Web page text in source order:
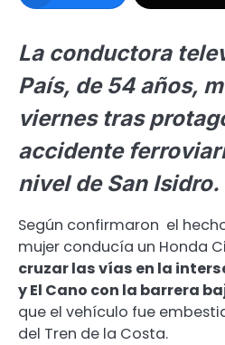
La conductora
País, de 54 años,
viernes tras
accidente
nivel de San Isidro.
Según confirmaron el
mujer conducía un Honda
cruzar las vías en la
y El Cano con la barrera
que el vehículo fue
del Tren de la Costa.